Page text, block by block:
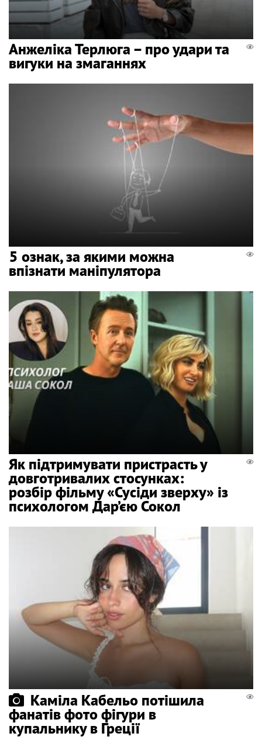
Анжеліка Терлюга – про удари та
вигуки на змаганнях
5 ознак, за якими можна
впізнати маніпулятора
Як підтримувати пристрасть у
довготривалих стосунках:
розбір фільму «Сусіди зверху» із
психологом Дар’єю Сокол
Каміла Кабельо потішила
фанатів фото фігури в
купальнику в Греції